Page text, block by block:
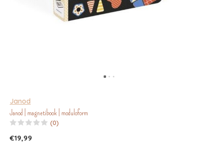
Janod
Janod | magnetibook | moduloform
(0)
€19,99